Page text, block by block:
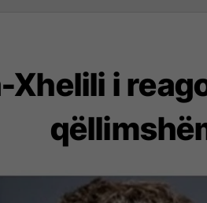
Xhelili i